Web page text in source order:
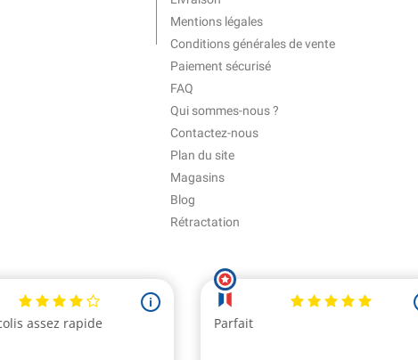
Mentions légales
Conditions générales de vente
Paiement sécurisé
FAQ
Qui sommes-nous ?
Contactez-nous
Plan du site
Magasins
Blog
Rétractation